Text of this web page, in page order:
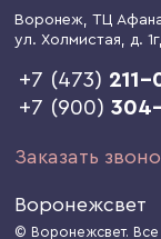
Воронеж, ТЦ
ул. Холмистая, д. 1г
+7 (473)
+7 (900)
Заказать
Воронежсвет
© Воронежсвет.